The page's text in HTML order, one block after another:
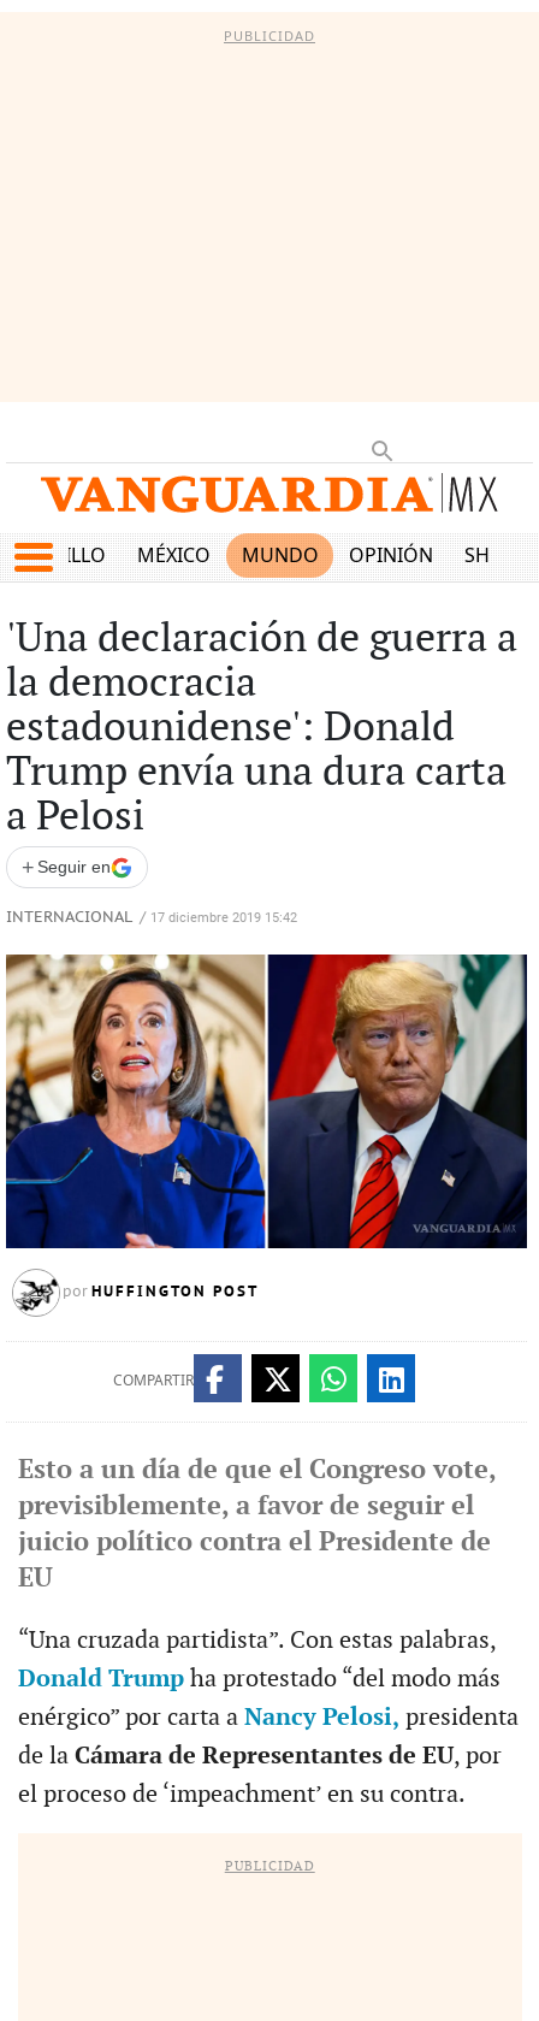
PUBLICIDAD
SALTILLO MÉXICO MUNDO OPINIÓN SHOW
'Una declaración de guerra a
la democracia
estadounidense': Donald
Trump envía una dura carta
a Pelosi
+ Seguir en
INTERNACIONAL / 17 diciembre 2019 15:42
por HUFFINGTON POST
COMPARTIR
Esto a un día de que el Congreso vote,
previsiblemente, a favor de seguir el
juicio político contra el Presidente de
EU
“Una cruzada partidista”. Con estas palabras,
Donald Trumpha protestado “del modo más
enérgico” por carta a Nancy Pelosi, presidenta
de laCámara de Representantes de EU, por
el proceso de ‘impeachment’ en su contra.
PUBLICIDAD